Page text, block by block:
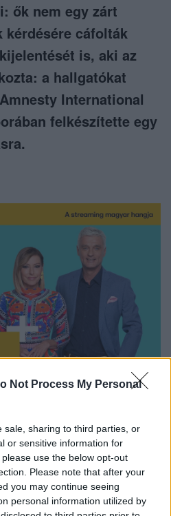
Not Process My Personal
sale, sharing to third parties, or
or sensitive information for
use the below opt-out
Please note that after your
you may continue seeing
personal information utilized by
ők nem egy zárt
kérdésére cáfolták
is, aki az
a hallgatókat
International
felkészítette egy
az RTL+ felületén!
RTL.hu az elsők között